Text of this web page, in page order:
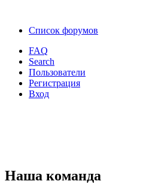
Список форумов
FAQ
Search
Пользователи
Регистрация
Вход
Наша команда